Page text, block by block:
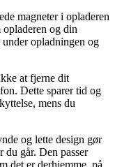
magneter i opladeren
og din
opladningen og
at fjerne dit
Dette sparer tid og
mens du
og lette design gør
du går. Den passer